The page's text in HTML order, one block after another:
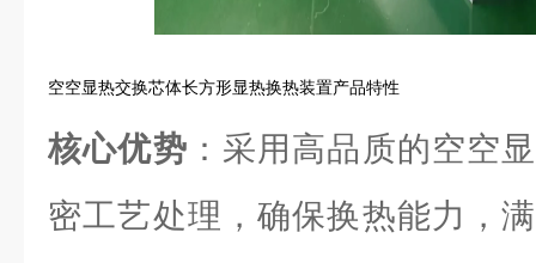
空空显热交换芯体长方形显热换热装置产品特性
核心优势 ：采用高品质的空空
密工艺处理，确保换热能力，